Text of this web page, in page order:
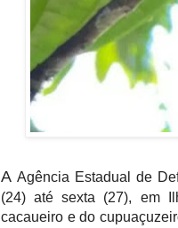
AAgência Estadual de
(24) até sexta (27), em
cacaueiro e do